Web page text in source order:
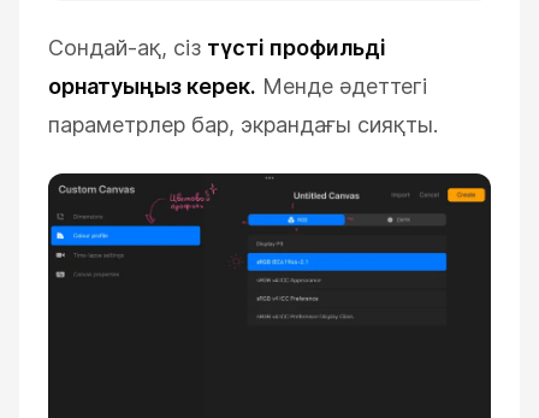
Сондай-ақ, сіз түсті профильді
орнатуыңыз керек. Менде әдеттегі
параметрлер бар, экрандағы сияқты.